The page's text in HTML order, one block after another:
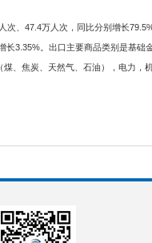
、47.4万人次，同比分别增长
3.35%。出口主要商品类别是基础
、焦炭、天然气、石油），电力，